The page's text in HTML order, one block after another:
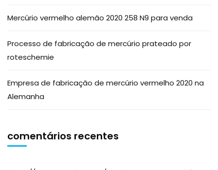
Mercúrio vermelho alemão 2020 258 N9 para venda
Processo de fabricação de mercúrio prateado por
roteschemie
Empresa de fabricação de mercúrio vermelho 2020 na
Alemanha
comentários recentes